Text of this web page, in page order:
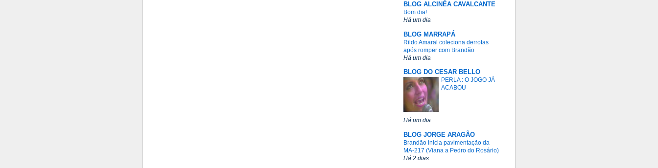
BLOG ALCINÉA CAVALCANTE
Bom dia!
Há um dia
BLOG MARRAPÁ
Rildo Amaral coleciona derrotas
após romper com Brandão
Há um dia
BLOG DO CESAR BELLO
PERLA : O JOGO JÁ
ACABOU
Há um dia
BLOG JORGE ARAGÃO
Brandão inicia pavimentação da
MA-217 (Viana a Pedro do Rosário)
Há 2 dias